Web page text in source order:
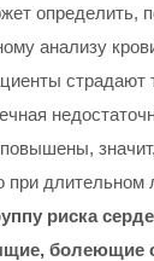
определить,
анализу
страдают
при длительном
риска
болеющие